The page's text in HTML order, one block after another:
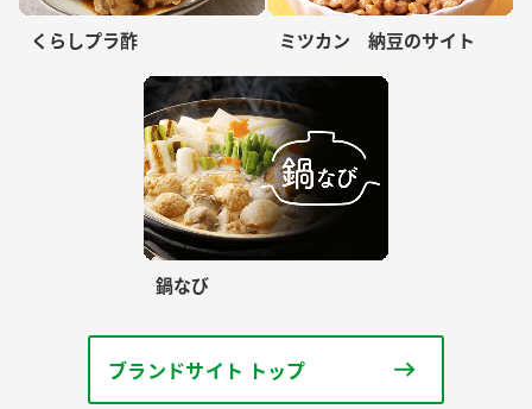
くらしプラ酢 ミツカン 納豆のサイト
鍋なび
ブランドサイト トップ